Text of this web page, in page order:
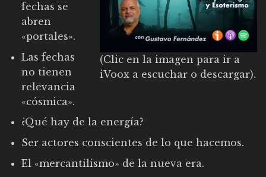
(Clic en la imagen para ir a
iVoox a escuchar o descargar).
fechas se
abren
«portales».
Las fechas
no tienen
relevancia
«cósmica».
¿Qué hay de la energía?
Ser actores conscientes de lo que hacemos.
El «mercantilismo» de la nueva era.